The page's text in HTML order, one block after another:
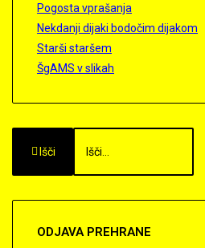
Pogosta vprašanja
Nekdanji dijaki bodočim dijakom
Starši staršem
ŠgAMS v slikah
Išči
ODJAVAPREHRANE